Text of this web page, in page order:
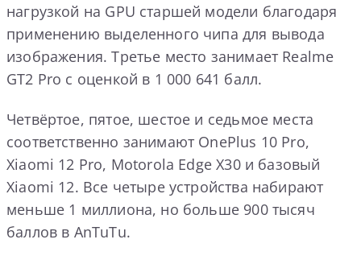
нагрузкой на GPU старшей модели благодаря
применению выделенного чипа для вывода
изображения. Третье место занимает Realme
GT2 Pro с оценкой в 1 000 641 балл.
Четвёртое, пятое, шестое и седьмое места
соответственно занимают OnePlus 10 Pro,
Xiaomi 12 Pro, Motorola Edge X30 и базовый
Xiaomi 12. Все четыре устройства набирают
меньше 1 миллиона, но больше 900 тысяч
баллов в AnTuTu.